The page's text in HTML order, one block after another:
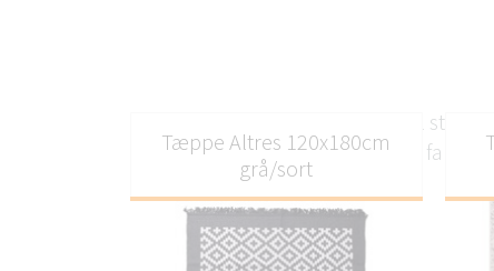
Tæpper til
mønstre og farver
Tæppe Altres 120x180cm
grå/sort